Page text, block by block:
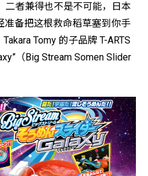
二者兼得也不是不可能，日本
准备把这根救命稻草塞到你手
Tomy 的子品牌 T-ARTS
（Big Stream Somen Slider